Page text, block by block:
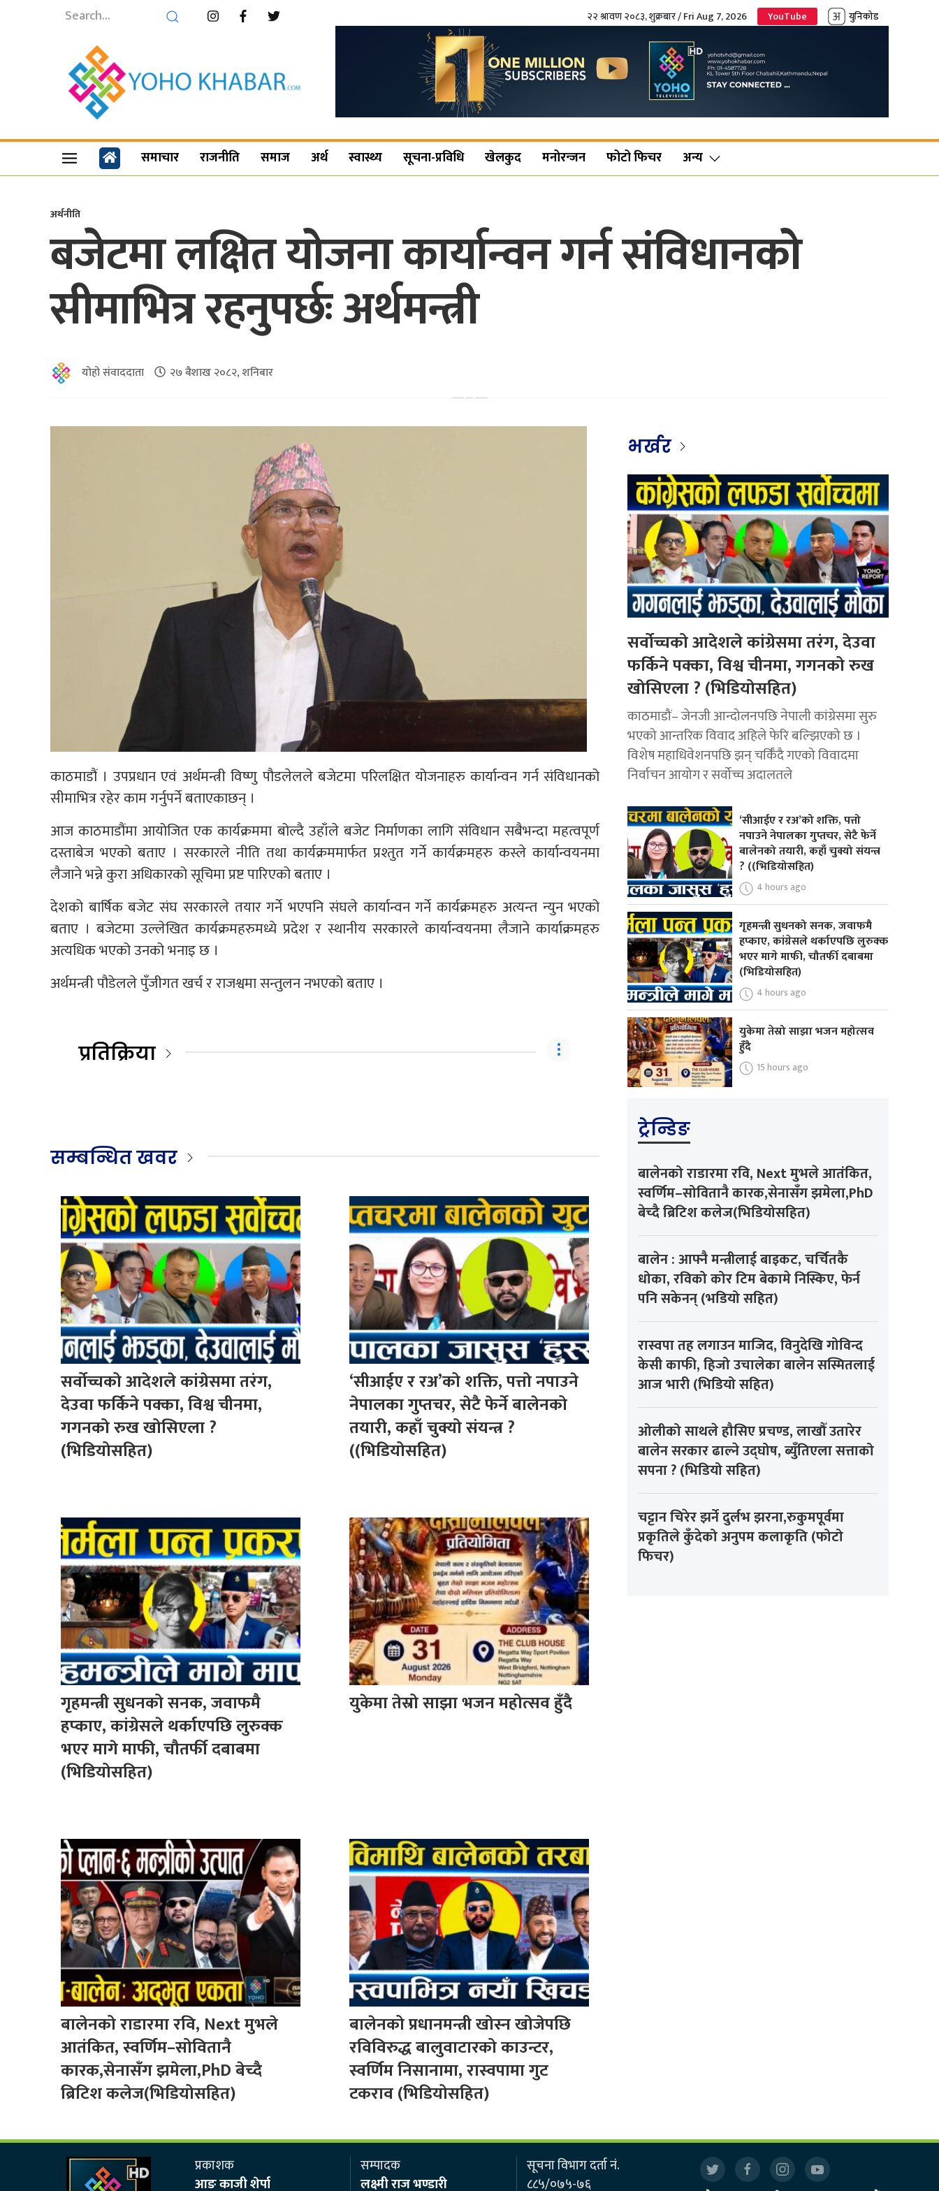
२२ श्रावण २०८३, शुक्रबार / Fri Aug 7, 2026 YouTube युनिकोड
समाचार राजनीति समाज अर्थ स्वास्थ्य सूचना-प्रविधि खेलकुद मनोरन्जन फोटो फिचर अन्य
अर्थनीति
बजेटमा लक्षित योजना कार्यान्वन गर्न संविधानको
सीमाभित्र रहनुपर्छः अर्थमन्त्री
योहो संवाददाता २७ बैशाख २०८२, शनिबार
काठमाडौं । उपप्रधान एवं अर्थमन्त्री विष्णु पौडलेलले बजेटमा परिलक्षित योजनाहरु कार्यान्वन गर्न संविधानको
सीमाभित्र रहेर काम गर्नुपर्ने बताएकाछन् ।
आज काठमाडौंमा आयोजित एक कार्यक्रममा बोल्दै उहाँले बजेट निर्माणका लागि संविधान सबैभन्दा महत्वपूर्ण
दस्ताबेज भएको बताए । सरकारले नीति तथा कार्यक्रममार्फत प्रश्तुत गर्ने कार्यक्रमहरु कस्ले कार्यान्वयनमा
लैजाने भन्ने कुरा अधिकारको सूचिमा प्रष्ट पारिएको बताए ।
देशको बार्षिक बजेट संघ सरकारले तयार गर्ने भएपनि संघले कार्यान्वन गर्ने कार्यक्रमहरु अत्यन्त न्युन भएको
बताए । बजेटमा उल्लेखित कार्यक्रमहरुमध्ये प्रदेश र स्थानीय सरकारले कार्यान्वयनमा लैजाने कार्याक्रमहरु
अत्यधिक भएको उनको भनाइ छ ।
अर्थमन्त्री पौडेलले पुँजीगत खर्च र राजश्वमा सन्तुलन नभएको बताए ।
प्रतिक्रिया
सम्बन्धित खवर
सर्वोच्चको आदेशले कांग्रेसमा तरंग,
देउवा फर्किने पक्का, विश्व चीनमा,
गगनको रुख खोसिएला ?
(भिडियोसहित)
‘सीआईए र रअ’को शक्ति, पत्तो नपाउने
नेपालका गुप्तचर, सेटै फेर्ने बालेनको
तयारी, कहाँ चुक्यो संयन्त्र ?
((भिडियोसहित)
गृहमन्त्री सुधनको सनक, जवाफमै
हप्काए, कांग्रेसले थर्काएपछि लुरुक्क
भएर मागे माफी, चौतर्फी दबाबमा
(भिडियोसहित)
युकेमा तेस्रो साझा भजन महोत्सव हुँदै
बालेनको राडारमा रवि, Next मुभले
आतंकित, स्वर्णिम–सोवितानै
कारक,सेनासँग झमेला,PhD बेच्दै
ब्रिटिश कलेज(भिडियोसहित)
बालेनको प्रधानमन्त्री खोस्न खोजेपछि
रविविरुद्ध बालुवाटारको काउन्टर,
स्वर्णिम निसानामा, रास्वपामा गुट
टकराव (भिडियोसहित)
भर्खर
सर्वोच्चको आदेशले कांग्रेसमा तरंग, देउवा
फर्किने पक्का, विश्व चीनमा, गगनको रुख
खोसिएला ? (भिडियोसहित)
काठमाडौं– जेनजी आन्दोलनपछि नेपाली कांग्रेसमा सुरु
भएको आन्तरिक विवाद अहिले फेरि बल्झिएको छ ।
विशेष महाधिवेशनपछि झन् चर्किँदै गएको विवादमा
निर्वाचन आयोग र सर्वोच्च अदालतले
‘सीआईए र रअ’को शक्ति, पत्तो
नपाउने नेपालका गुप्तचर, सेटै फेर्ने
बालेनको तयारी, कहाँ चुक्यो संयन्त्र
? ((भिडियोसहित)
4 hours ago
गृहमन्त्री सुधनको सनक, जवाफमै
हप्काए, कांग्रेसले थर्काएपछि लुरुक्क
भएर मागे माफी, चौतर्फी दबाबमा
(भिडियोसहित)
4 hours ago
युकेमा तेस्रो साझा भजन महोत्सव
हुँदै
15 hours ago
ट्रेन्डिङ
बालेनको राडारमा रवि, Next मुभले आतंकित,
स्वर्णिम–सोवितानै कारक,सेनासँग झमेला,PhD
बेच्दै ब्रिटिश कलेज(भिडियोसहित)
बालेन : आफ्नै मन्त्रीलाई बाइकट, चर्चितकै
धोका, रविको कोर टिम बेकामे निस्किए, फेर्न
पनि सकेनन् (भडियो सहित)
रास्वपा तह लगाउन माजिद, विनुदेखि गोविन्द
केसी काफी, हिजो उचालेका बालेन सस्मितलाई
आज भारी (भिडियो सहित)
ओलीको साथले हौसिए प्रचण्ड, लाखौँ उतारेर
बालेन सरकार ढाल्ने उद्घोष, ब्युँतिएला सत्ताको
सपना ? (भिडियो सहित)
चट्टान चिरेर झर्ने दुर्लभ झरना,रुकुमपूर्वमा
प्रकृतिले कुँदेको अनुपम कलाकृति (फोटो
फिचर)
प्रकाशक
आङ काजी शेर्पा
सम्पादक
लक्ष्मी राज भण्डारी
सूचना विभाग दर्ता नं.
८८५/०७५-७६